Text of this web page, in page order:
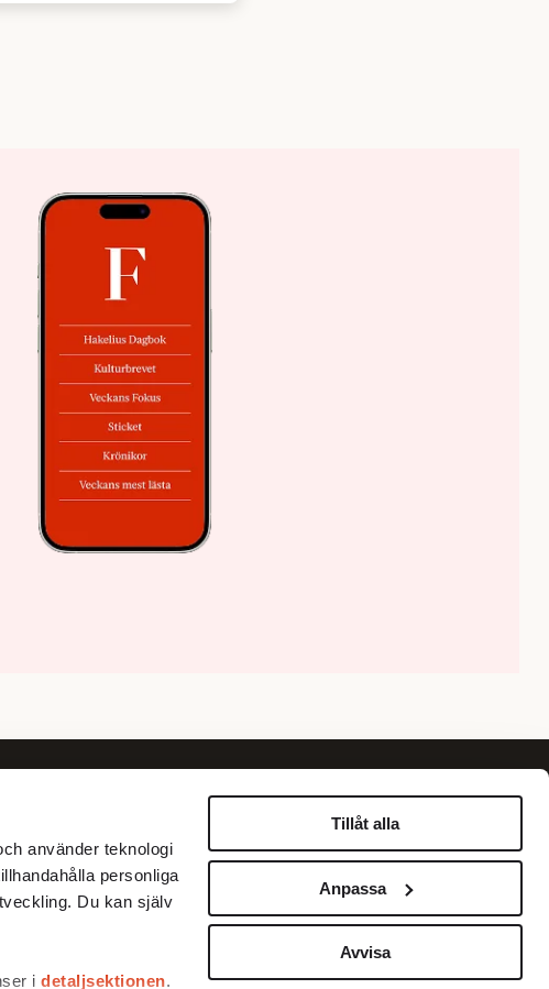
använder teknologi
personliga
Du kan själv
idetaljsektionen.
Tillåt alla
Anpassa
Avvisa
Om Fokus
Annonsera
Information
Personuppgiftspolicy
Betalningar med Klarna
Kundservice